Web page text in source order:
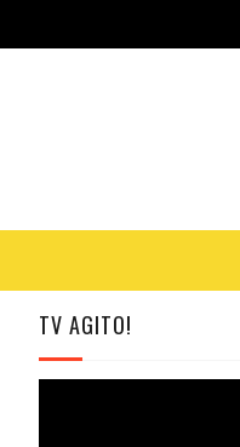
TV AGITO!